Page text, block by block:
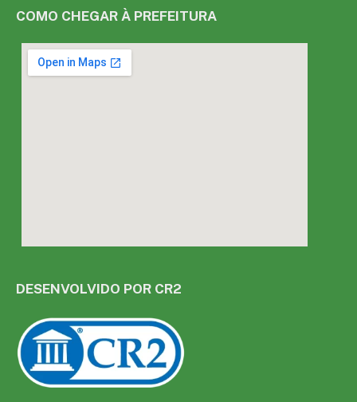
COMO CHEGAR À PREFEITURA
DESENVOLVIDO POR CR2